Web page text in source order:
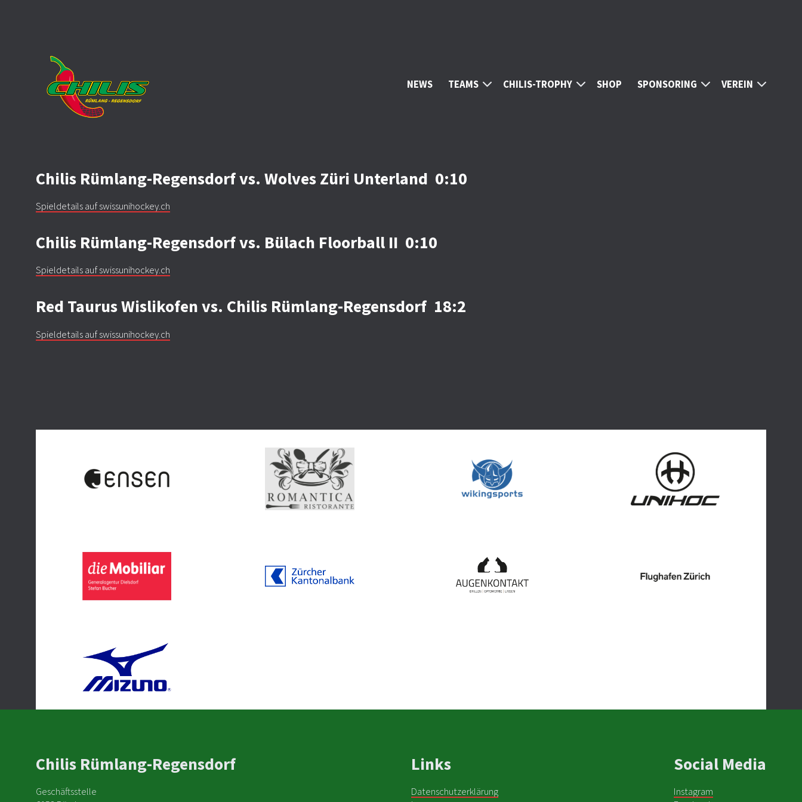
NEWS TEAMS CHILIS-TROPHY SHOP SPONSORING VEREIN
Chilis Rümlang-Regensdorf vs. Wolves Züri Unterland 0:10
Spieldetails auf swissunihockey.ch
Chilis Rümlang-Regensdorf vs. Bülach Floorball II 0:10
Spieldetails auf swissunihockey.ch
Red Taurus Wislikofen vs. Chilis Rümlang-Regensdorf 18:2
Spieldetails auf swissunihockey.ch
Chilis Rümlang-Regensdorf
Geschäftsstelle
Links
Datenschutzerklärung
Social Media
Instagram